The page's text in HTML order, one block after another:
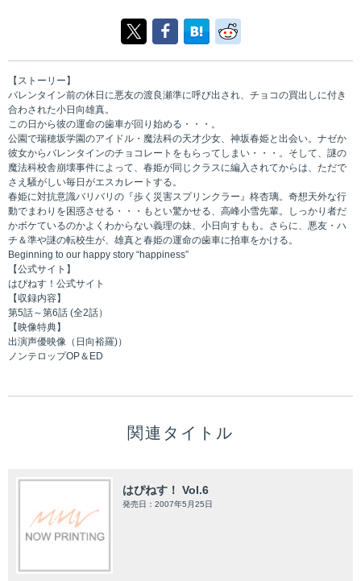
【ストーリー】
バレンタイン前の休日に悪友の渡良瀬準に呼び出され、チョコの買出しに付き
合わされた小日向雄真。
この日から彼の運命の歯車が回り始める・・・。
公園で瑞穂坂学園のアイドル・魔法科の天才少女、神坂春姫と出会い。ナゼか
彼女からバレンタインのチョコレートをもらってしまい・・・。そして、謎の
魔法科校舎崩壊事件によって、春姫が同じクラスに編入されてからは、ただで
さえ騒がしい毎日がエスカレートする。
春姫に対抗意識バリバリの『歩く災害スプリンクラー』柊杏璃。奇想天外な行
動でまわりを困惑させる・・・もとい驚かせる、高峰小雪先輩。しっかり者だ
かボケているのかよくわからない義理の妹、小日向すもも。さらに、悪友・ハ
チ＆準や謎の転校生が、雄真と春姫の運命の歯車に拍車をかける。
Beginning to our happy story “happiness”
【公式サイト】
はぴねす！公式サイト
【収録内容】
第5話～第6話 (全2話）
【映像特典】
出演声優映像（日向裕羅)）
ノンテロップOP＆ED
関連タイトル
はぴねす！ Vol.6
発売日：2007年5月25日